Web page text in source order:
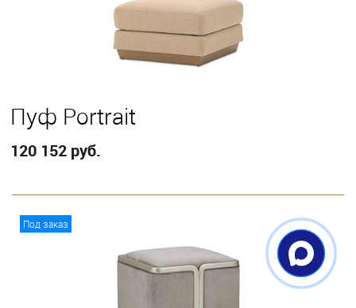
Пуф Portrait
120 152 руб.
Под заказ